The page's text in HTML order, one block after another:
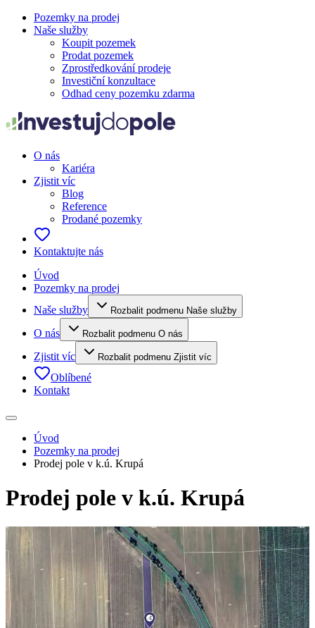
Pozemky na prodej
Naše služby
Koupit pozemek
Prodat pozemek
Zprostředkování prodeje
Investiční konzultace
Odhad ceny pozemku zdarma
O nás
Kariéra
Zjistit víc
Blog
Reference
Prodané pozemky
Kontaktujte nás
Úvod
Pozemky na prodej
Naše služby
Rozbalit podmenu Naše služby
O nás Rozbalit podmenu O nás
Zjistit víc Rozbalit podmenu Zjistit víc
Oblíbené
Kontakt
Úvod
Pozemky na prodej
Prodej pole v k.ú. Krupá
Prodej pole v k.ú. Krupá